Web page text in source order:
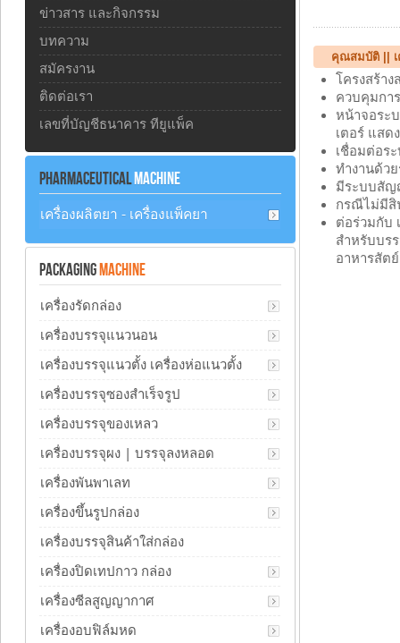
คุณสมบัติ || เ
โครงสร้า
ควบคุมกา
หน้าจอระ
เตอร์ แสด
เชื่อมต่อร
ทำงานด้ว
มีระบบสัญ
กรณีไม่มีสิ
ต่อร่วมกับ
สำหรับบร
อาหารสัต
ข่าวสาร และกิจกรรม
บทความ
สมัครงาน
ติดต่อเรา
เลขที่บัญชีธนาคาร ทียูแพ็ค
PHARMACEUTICALMACHINE
เครื่องผลิตยา - เครื่องแพ็คยา
PACKAGING MACHINE
เครื่องรัดกล่อง
เครื่องบรรจุแนวนอน
เครื่องบรรจุแนวตั้ง เครื่องห่อแนวตั้ง
เครื่องบรรจุซองสำเร็จรูป
เครื่องบรรจุของเหลว
เครื่องบรรจุผง | บรรจุลงหลอด
เครื่องพันพาเลท
เครื่องขึ้นรูปกล่อง
เครื่องบรรจุสินค้าใส่กล่อง
เครื่องปิดเทปกาว กล่อง
เครื่องซีลสูญญากาศ
เครื่องอบฟิล์มหด